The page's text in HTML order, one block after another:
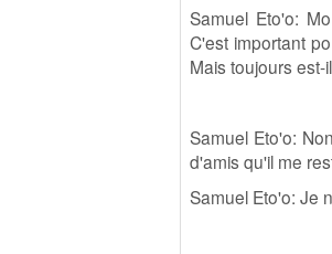
Samuel Eto'o:
C'est important
Mais toujours
Samuel Eto'o:
d'amis qu'il me
Samuel Eto'o: Je